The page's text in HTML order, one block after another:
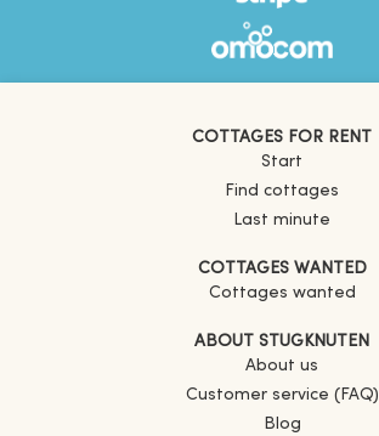
COTTAGES FOR RENT
Start
Find cottages
Last minute
COTTAGES WANTED
Cottages wanted
ABOUT STUGKNUTEN
About us
Customer service (FAQ)
Blog